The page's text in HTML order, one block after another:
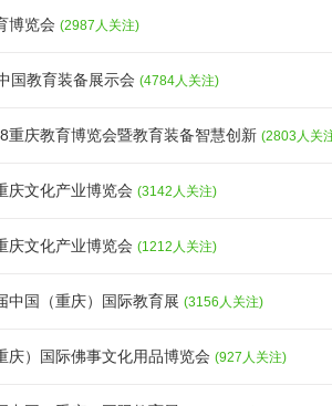
博览会 (2987人关注)
国教育装备展示会 (4784人关注)
重庆教育博览会暨教育装备智慧创新 (2803人关
庆文化产业博览会 (3142人关注)
庆文化产业博览会 (1212人关注)
中国（重庆）国际教育展 (3156人关注)
庆）国际佛事文化用品博览会 (927人关注)